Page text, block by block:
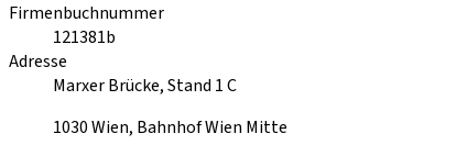
Firmenbuchnummer
121381b
Adresse
Marxer Brücke, Stand 1 C
1030Wien, Bahnhof Wien Mitte